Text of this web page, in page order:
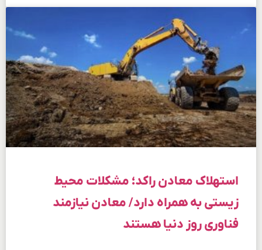
استهلاک معادن راکد؛ مشکلات محیط
زیستی به همراه دارد/ معادن نیازمند
فناوری‌ روز دنیا هستند